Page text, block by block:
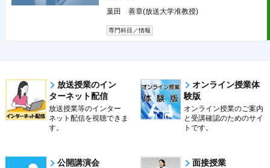
葉田 善章(放送大学准教授)
専門科目／情報
放送授業のイン
ターネット配信
放送授業等のインター
ネット配信を視聴できま
す。
オンライン授業体
験版
オンライン授業のご案内
と受講確認のためのサイ
トです。
公開講演会 面接授業